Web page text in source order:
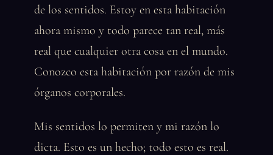
de los sentidos. Estoy en esta habitación
ahora mismo y todo parece tan real, más
real que cualquier otra cosa en el mundo.
Conozco esta habitación por razón de mis
órganos corporales.
Mis sentidos lo permiten y mi razón lo
dicta. Esto es un hecho; todo esto es real.